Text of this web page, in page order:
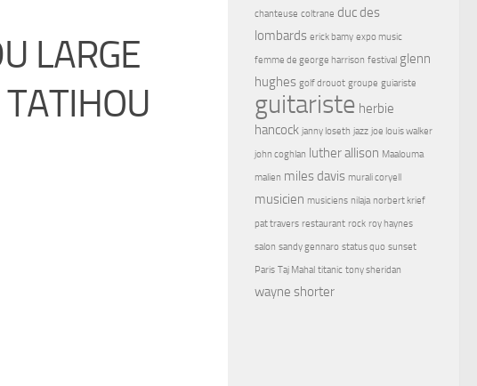
LARGE
TATIHOU
chanteuse coltrane duc des
lombards erick bamy expo music
femme de george harrison festival glenn
hughes golf drouot groupe guiariste
guitariste herbie
hancock janny loseth jazz joe louis walker
john coghlan luther allison Maalouma
malien miles davis murali coryell
musicien musiciens nilaja norbert krief
pat travers restaurant rock roy haynes
salon sandy gennaro status quo sunset
Paris Taj Mahal titanic tony sheridan
wayne shorter